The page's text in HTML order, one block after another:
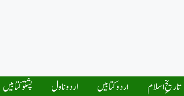
تاریخِ اسلام اردو کتابیں اردو ناول پشتو کتابیں